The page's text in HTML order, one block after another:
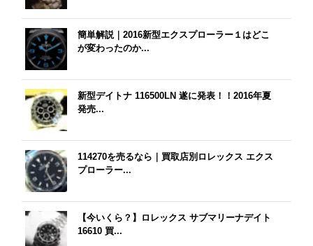
簡単解説｜2016新型エクスプローラー１はどこ
が変わったのか...
新型デイトナ 116500LN 遂に発表！！2016年夏
発売...
114270を売るなら｜買取店別ロレックス エクス
プローラー...
【今いくら？】ロレックス サブマリーナデイト
16610 買...